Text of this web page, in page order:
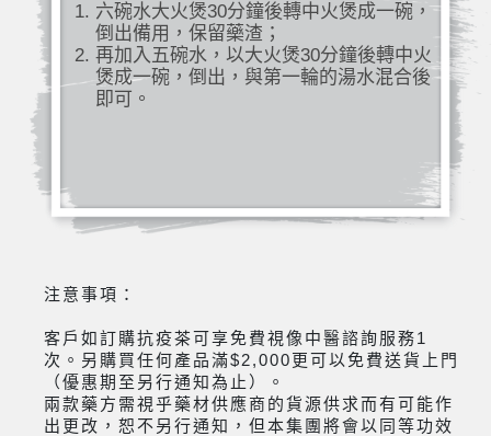
六碗水大火煲30分鐘後轉中火煲成一碗，
倒出備用，保留藥渣；
再加入五碗水，以大火煲30分鐘後轉中火
煲成一碗，倒出，與第一輪的湯水混合後
即可。
注意事項：
客戶如訂購抗疫茶可享免費視像中醫諮詢服務1
次。另購買任何產品滿$2,000更可以免費送貨上門
（優惠期至另行通知為止）。
兩款藥方需視乎藥材供應商的貨源供求而有可能作
出更改，恕不另行通知，但本集團將會以同等功效